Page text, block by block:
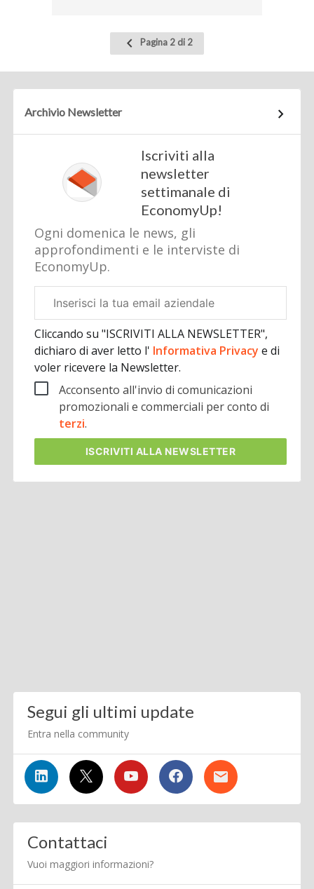
Pagina
precedente
Pagina 2 di 2
Archivio Newsletter
Iscriviti alla
newsletter
settimanale di
EconomyUp!
Ogni domenica le news, gli
approfondimenti e le interviste di
EconomyUp.
aziendale
Cliccando su "ISCRIVITI ALLA NEWSLETTER",
dichiaro di aver letto l' Informativa Privacye di
voler ricevere la Newsletter.
Acconsento all'invio di comunicazioni
promozionali e commerciali per conto di
terzi.
ISCRIVITI ALLA NEWSLETTER
Segui gli ultimi update
Entra nella community
Contattaci
Vuoi maggiori informazioni?